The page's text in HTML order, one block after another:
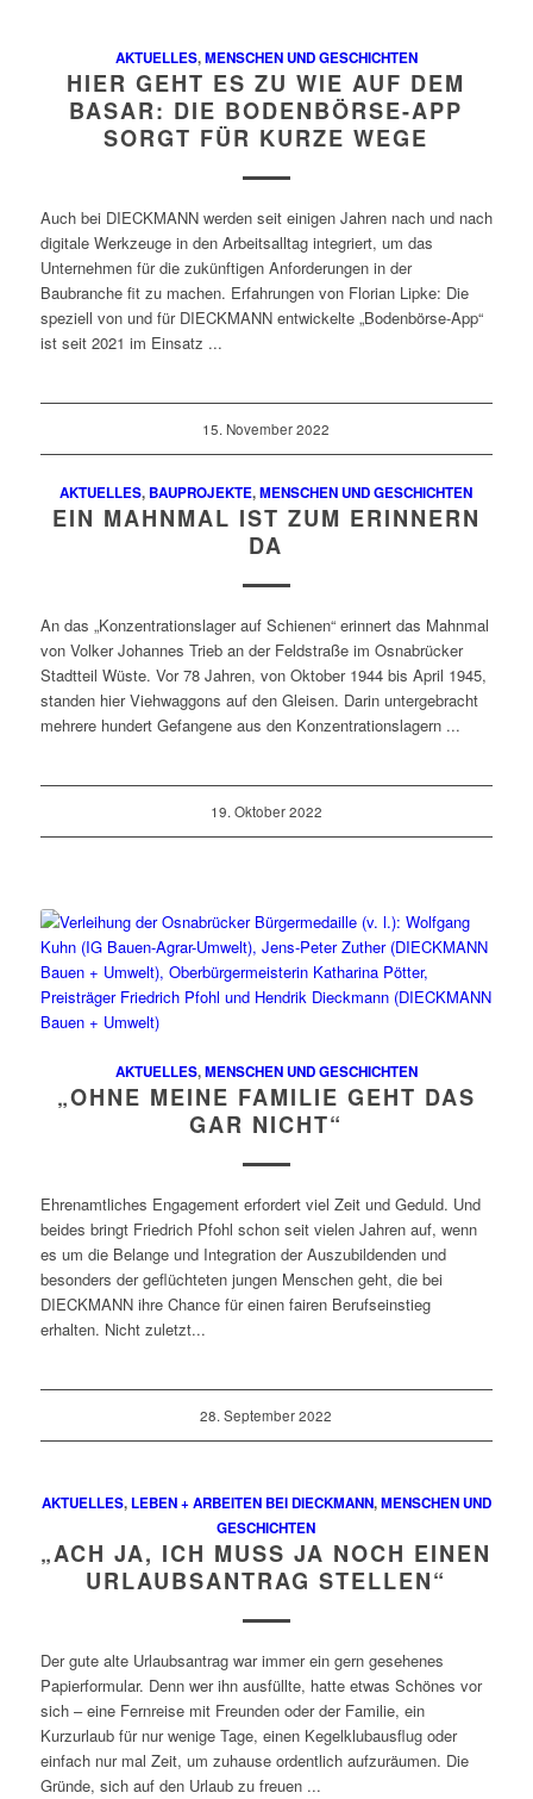
AKTUELLES,MENSCHEN UND GESCHICHTEN
HIER GEHT ES ZU WIE AUF DEM
BASAR: DIE BODENBÖRSE-APP
SORGT FÜR KURZE WEGE
Auch bei DIECKMANN werden seit einigen Jahren nach und nach
digitale Werkzeuge in den Arbeitsalltag integriert, um das
Unternehmen für die zukünftigen Anforderungen in der
Baubranche fit zu machen. Erfahrungen von Florian Lipke: Die
speziell von und für DIECKMANN entwickelte „Bodenbörse-App“
ist seit 2021 im Einsatz ...
15. November 2022
AKTUELLES, BAUPROJEKTE,MENSCHEN UND GESCHICHTEN
EIN MAHNMAL IST ZUM ERINNERN
DA
An das „Konzentrationslager auf Schienen“ erinnert das Mahnmal
von Volker Johannes Trieb an der Feldstraße im Osnabrücker
Stadtteil Wüste. Vor 78 Jahren, von Oktober 1944 bis April 1945,
standen hier Viehwaggons auf den Gleisen. Darin untergebracht
mehrere hundert Gefangene aus den Konzentrationslagern ...
19. Oktober 2022
AKTUELLES,MENSCHEN UND GESCHICHTEN
„OHNE MEINE FAMILIE GEHT DAS
GAR NICHT“
Ehrenamtliches Engagement erfordert viel Zeit und Geduld. Und
beides bringt Friedrich Pfohl schon seit vielen Jahren auf, wenn
es um die Belange und Integration der Auszubildenden und
besonders der geflüchteten jungen Menschen geht, die bei
DIECKMANN ihre Chance für einen fairen Berufseinstieg
erhalten. Nicht zuletzt...
28. September 2022
AKTUELLES, LEBEN + ARBEITEN BEI DIECKMANN,MENSCHEN UND
GESCHICHTEN
„ACH JA, ICH MUSS JA NOCH EINEN
URLAUBSANTRAG STELLEN“
Der gute alte Urlaubsantrag war immer ein gern gesehenes
Papierformular. Denn wer ihn ausfüllte, hatte etwas Schönes vor
sich – eine Fernreise mit Freunden oder der Familie, ein
Kurzurlaub für nur wenige Tage, einen Kegelklubausflug oder
einfach nur mal Zeit, um zuhause ordentlich aufzuräumen. Die
Gründe, sich auf den Urlaub zu freuen ...